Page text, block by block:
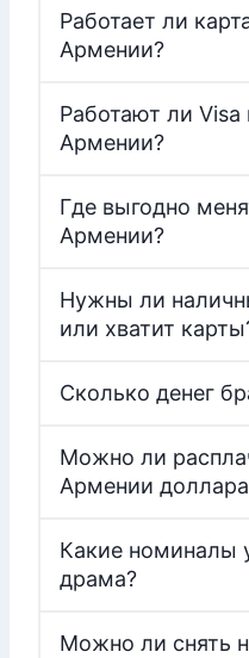
Работает ли
Армении?
Работают ли
Армении?
Где выгодно
Армении?
Нужны ли
или хватит
Сколько денег
Можно ли
Армении
Какие номиналы
драма?
Можно ли снять